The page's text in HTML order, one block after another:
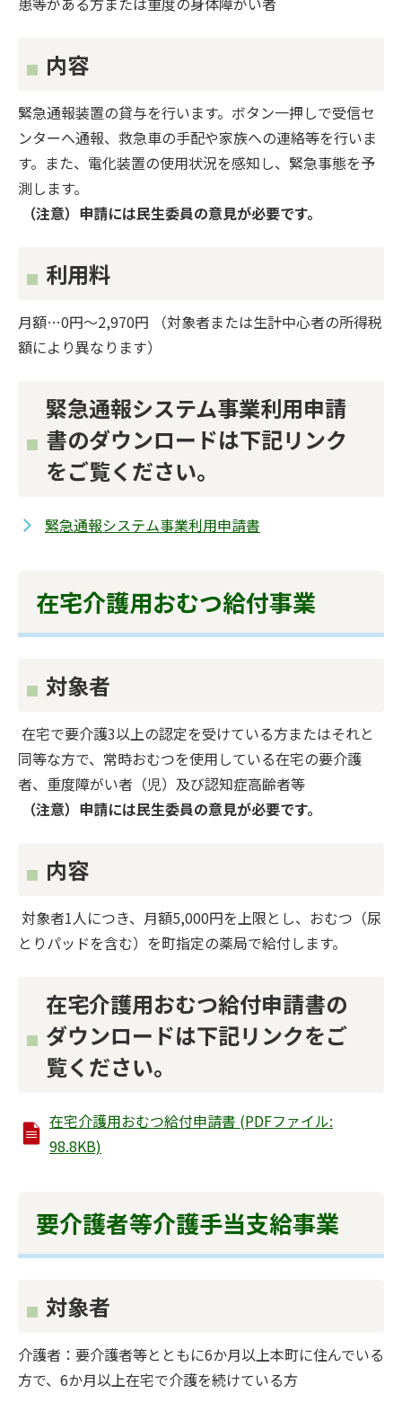
内容
緊急通報装置の貸与を行います。ボタン一押しで受信セ
ンターへ通報、救急車の手配や家族への連絡等を行いま
す。また、電化装置の使用状況を感知し、緊急事態を予
測します。
（注意）申請には民生委員の意見が必要です。
利用料
月額…0円～2,970円 （対象者または生計中心者の所得税
額により異なります）
緊急通報システム事業利用申請
書のダウンロードは下記リンク
をご覧ください。
緊急通報システム事業利用申請書
在宅介護用おむつ給付事業
対象者
在宅で要介護3以上の認定を受けている方またはそれと
同等な方で、常時おむつを使用している在宅の要介護
者、重度障がい者（児）及び認知症高齢者等
（注意）申請には民生委員の意見が必要です。
内容
対象者1人につき、月額5,000円を上限とし、おむつ（尿
とりパッドを含む）を町指定の薬局で給付します。
在宅介護用おむつ給付申請書の
ダウンロードは下記リンクをご
覧ください。
在宅介護用おむつ給付申請書 (PDFファイル:
98.8KB)
要介護者等介護手当支給事業
対象者
介護者：要介護者等とともに6か月以上本町に住んでいる
方で、6か月以上在宅で介護を続けている方